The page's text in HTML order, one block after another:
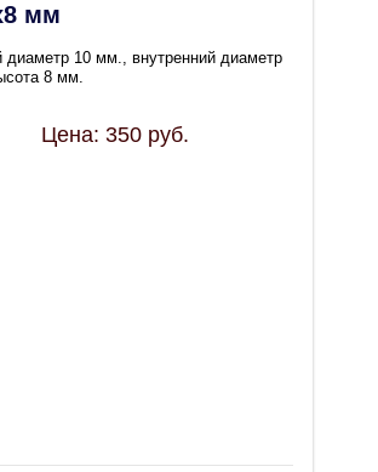
мм
диаметр 10 мм., внутренний диаметр
8 мм.
Цена: 350 руб.